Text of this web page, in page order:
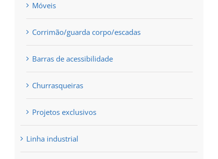
Móveis
Corrimão/guarda corpo/escadas
Barras de acessibilidade
Churrasqueiras
Projetos exclusivos
Linha industrial